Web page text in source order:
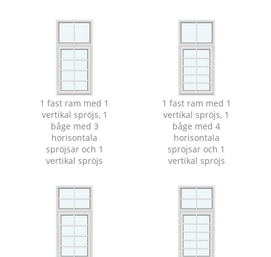
1 fast ram med 1
vertikal spröjs, 1
båge med 3
horisontala
spröjsar och 1
vertikal spröjs
1 fast ram med 1
vertikal spröjs, 1
båge med 4
horisontala
spröjsar och 1
vertikal spröjs